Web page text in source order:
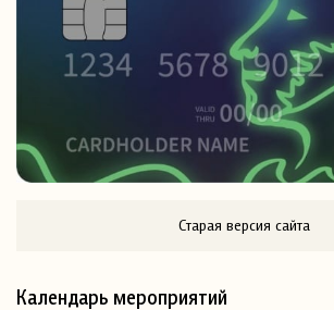
Старая версия сайта
Календарь мероприятий